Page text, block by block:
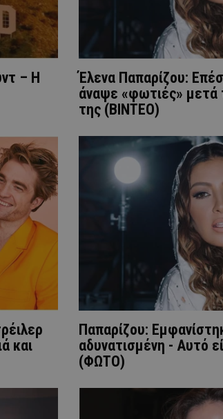
– Η
Έλενα Παπαρίζου:
άναψε «φωτιές» μετά
της (ΒΙΝΤΕΟ)
και
Παπαρίζου:
αδυνατισμένη - Αυτό
(ΦΩΤΟ)